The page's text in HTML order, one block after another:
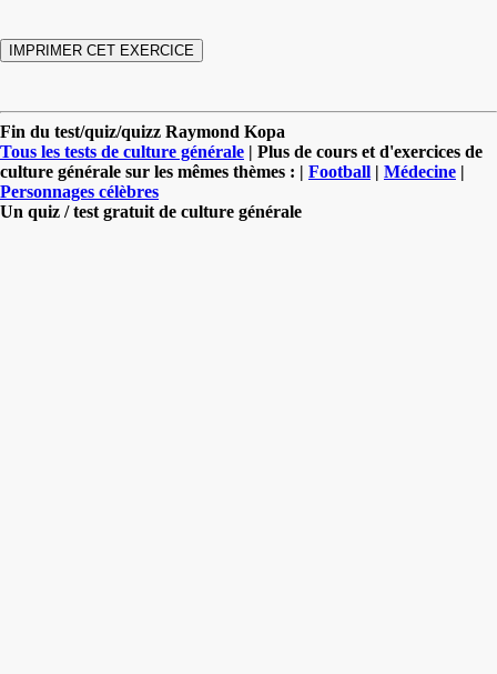
Fin du test/quiz/quizz Raymond Kopa
Tous les tests de culture générale | Plus de cours et d'exercices de
culture générale sur les mêmes thèmes : | Football | Médecine |
Personnages célèbres
Un quiz / test gratuit de culture générale